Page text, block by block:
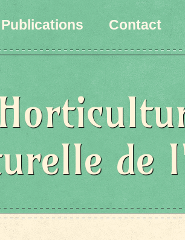
Publications Contact
de